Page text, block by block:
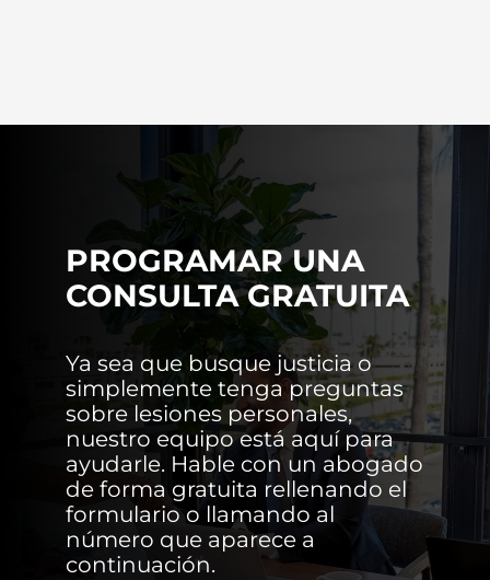
PROGRAMAR UNA
CONSULTA GRATUITA
Ya sea que busque justicia o
simplemente tenga preguntas
sobre lesiones personales,
nuestro equipo está aquí para
ayudarle. Hable con un abogado
de forma gratuita rellenando el
formulario o llamando al
número que aparece a
continuación.